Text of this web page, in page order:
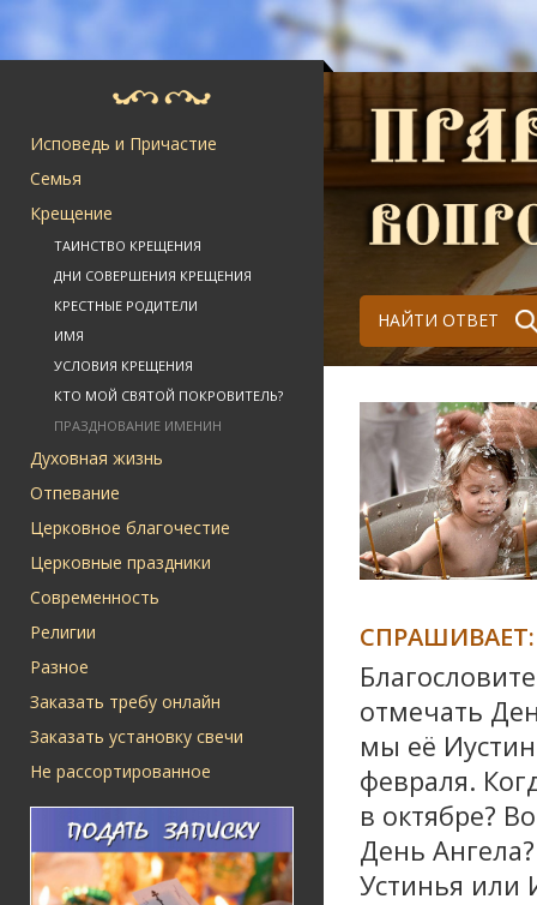
Исповедь и Причастие
Семья
Крещение
ТАИНСТВО КРЕЩЕНИЯ
ДНИ СОВЕРШЕНИЯ КРЕЩЕНИЯ
КРЕСТНЫЕ РОДИТЕЛИ
ИМЯ
УСЛОВИЯ КРЕЩЕНИЯ
КТО МОЙ СВЯТОЙ ПОКРОВИТЕЛЬ?
ПРАЗДНОВАНИЕ ИМЕНИН
Духовная жизнь
Отпевание
Церковное благочестие
Церковные праздники
Современность
Религии
Разное
Заказать требу онлайн
Заказать установку свечи
Не рассортированное
НАЙТИ ОТВЕТ
СПРАШИВАЕТ:
отмечать
мы её
февраля.
в октябре?
День
Устинья или